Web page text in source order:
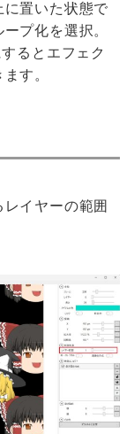
置いた状態で
プ化を選択。
るとエフェク
す。
イヤーの範囲